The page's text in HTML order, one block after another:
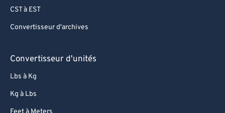
CST à EST
Convertisseur d'archives
Convertisseur d'unités
Lbs à Kg
Kg à Lbs